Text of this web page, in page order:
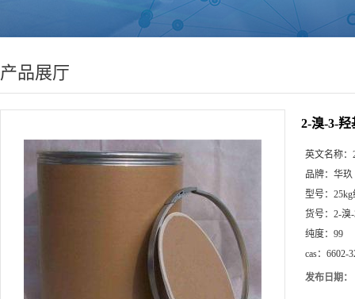
产品展厅
2-溴-3-羟
英文名称：
品牌： 华玖
型号：
货号： 2-溴
纯度： 99
cas： 6602-
发布日期：